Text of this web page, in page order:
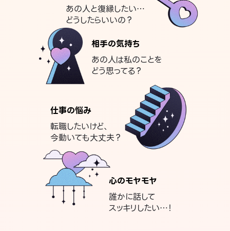
あの人と復縁したい…
どうしたらいいの？
相手の気持ち
あの人は私のことを
どう思ってる？
仕事の悩み
転職したいけど、
今動いても大丈夫？
心のモヤモヤ
誰かに話して
スッキリしたい…！